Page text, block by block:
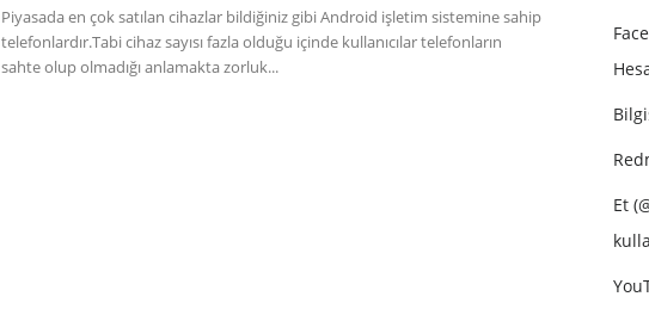
Piyasada en çok satılan cihazlar bildiğiniz gibi Android işletim sistemine sahip
telefonlardır.Tabi cihaz sayısı fazla olduğu içinde kullanıcılar telefonların
sahte olup olmadığı anlamakta zorluk...
Et